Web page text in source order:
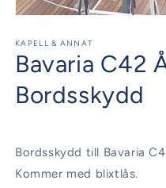
1
i
modalfönster
KAPELL & ANNAT
Bavaria C42
Bordsskydd
Bordsskydd till Bavaria
Kommer med blixtlås.